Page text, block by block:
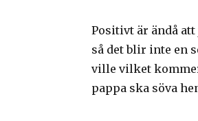
Positivt är ändå
så det blir inte en
ville vilket
pappa ska söva